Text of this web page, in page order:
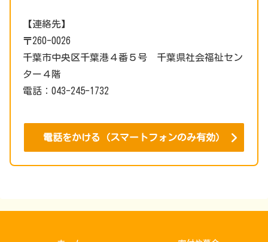
【連絡先】
〒260-0026
千葉市中央区千葉港４番５号 千葉県社会福祉セン
ター４階
電話：043-245-1732
電話をかける（スマートフォンのみ有効）